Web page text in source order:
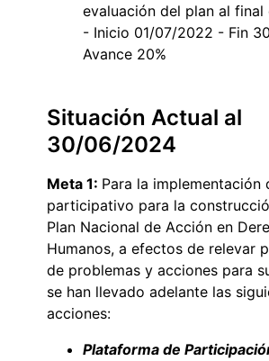
evaluación del plan al final
- Inicio 01/07/2022 - Fin
Avance 20%
Situación Actual al
30/06/2024
Meta 1: Para la implementación
participativo para la
Plan Nacional de Acción en
Humanos, a efectos de relevar
de problemas y acciones para
se han llevado adelante las
acciones:
Plataforma de